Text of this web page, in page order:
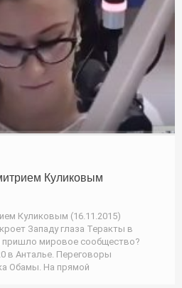
Куликовым
Куликовым (16.11.2015)
Западу глаза Теракты в
мировое сообщество?
в Анталье. Переговоры
Обамы. На прямой